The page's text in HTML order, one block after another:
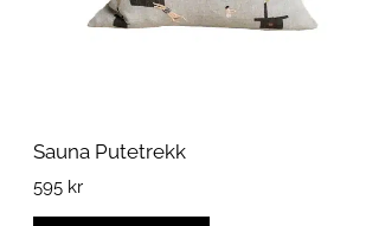
Sauna Putetrekk
595 kr